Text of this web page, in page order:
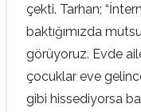
çekti. Tarhan;
baktığımızda
görüyoruz. Evde
çocuklar eve
gibi hissediyorsa